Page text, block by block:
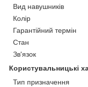
Вид навушників
Колір
Гарантійний термін
Стан
Зв'язок
Користувальницькі
Тип призначення